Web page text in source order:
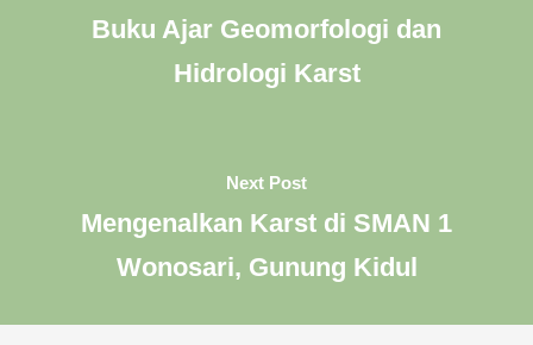
Buku Ajar Geomorfologi dan
Hidrologi Karst
Next Post
Mengenalkan Karst di SMAN 1
Wonosari, Gunung Kidul